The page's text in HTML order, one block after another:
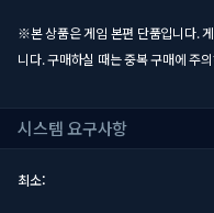
※본 상품은 게임 본편 단품입니다.
니다. 구매하실 때는 중복 구매에 주
시스템 요구사항
최소: